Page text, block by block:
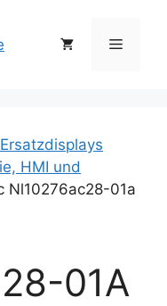
Menü
HMI und
Nl10276ac28-01a
01A